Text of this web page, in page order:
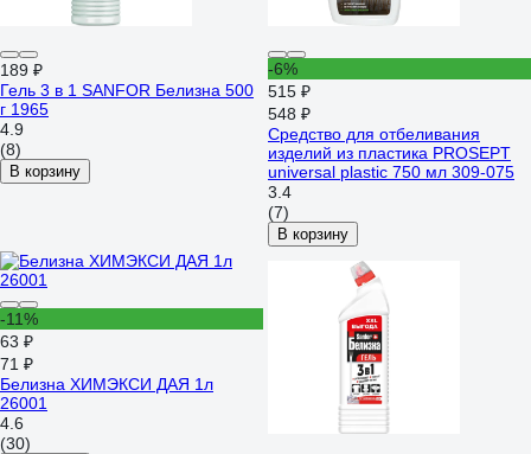
189 ₽
Гель 3 в 1 SANFOR Белизна 500
г 1965
4.9
(8)
В корзину
-6%
515 ₽
548 ₽
Средство для отбеливания
изделий из пластика PROSEPT
universal plastic 750 мл 309-075
3.4
(7)
В корзину
-11%
63 ₽
71 ₽
Белизна ХИМЭКСИ ДАЯ 1л
26001
4.6
(30)